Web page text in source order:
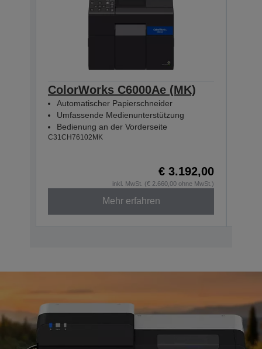
ColorWorks C6000Ae (MK)
Automatischer Papierschneider
Umfassende Medienunterstützung
Bedienung an der Vorderseite
C31CH76102MK
€ 3.192,00
inkl. MwSt. (€ 2.660,00 ohne MwSt.)
Mehr erfahren